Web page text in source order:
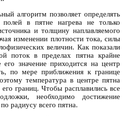
алгоритм позволяет определять
полей в пятне нагрева не только
и толщину наплавляемого
изменении плотности тока, силы
величин. Как показали
поток в пределах пятна крайне
значение приходится на центр
по мере приближения к границе
температура в центре пятна
границ. Чтобы расплавились все
необходимо достижение
радиусу всего пятна.